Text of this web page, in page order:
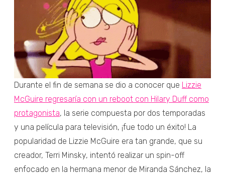
Durante el fin de semana se dio a conocer que Lizzie
McGuire regresaría con un reboot con Hilary Duff como
protagonista, la serie compuesta por dos temporadas
y una película para televisión, ¡fue todo un éxito! La
popularidad de Lizzie McGuire era tan grande, que su
creador, Terri Minsky, intentó realizar un spin-off
enfocado en la hermana menor de Miranda Sánchez, la